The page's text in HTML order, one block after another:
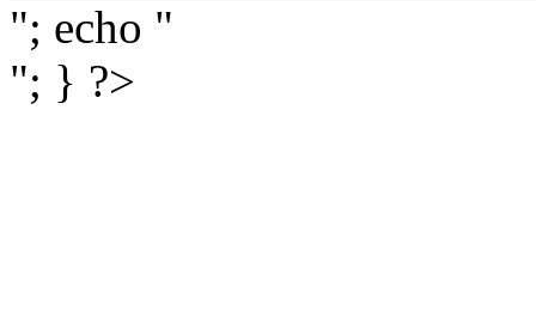
"; echo "
"; } ?>